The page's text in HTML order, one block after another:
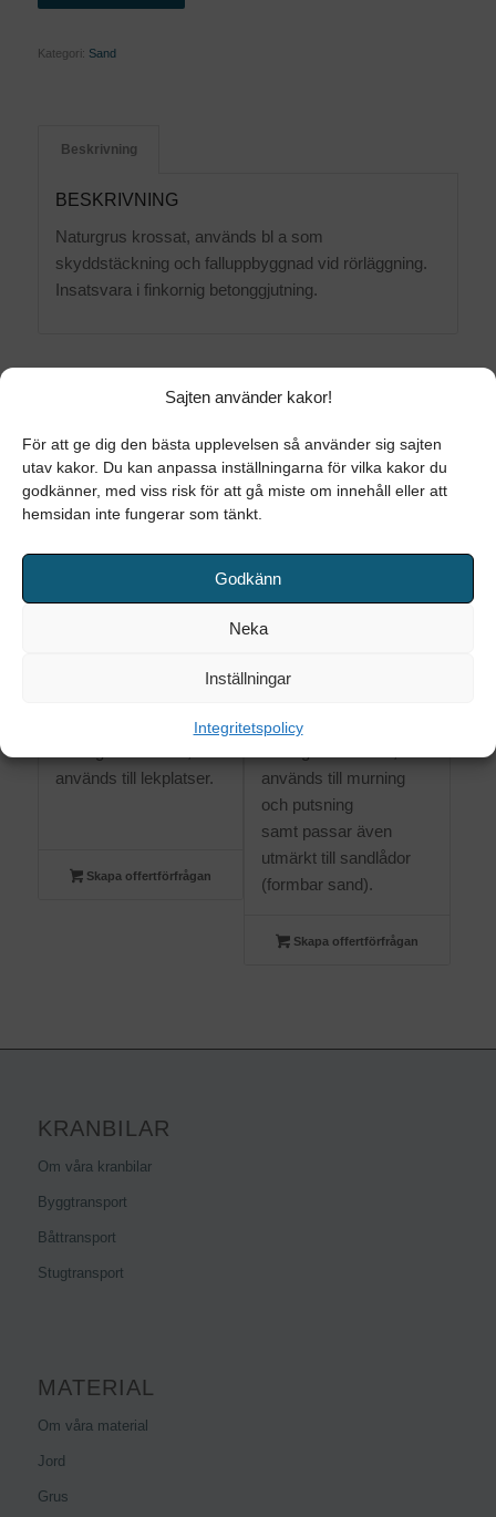
Sajten använder kakor!
För att ge dig den bästa upplevelsen så använder sig sajten
utav kakor. Du kan anpassa inställningarna för vilka kakor du
godkänner, med viss risk för att gå miste om innehåll eller att
hemsidan inte fungerar som tänkt.
Godkänn
Neka
Inställningar
Integritetspolicy
Kategori: Sand
Beskrivning
BESKRIVNING
Naturgrus krossat, används bl a som
skyddstäckning och falluppbyggnad vid rörläggning.
Insatsvara i finkornig betonggjutning.
RELATERADE PRODUKTER
används till lekplatser.
Skapa offertförfrågan
används till murning
och putsning
samt passar även
utmärkt till sandlådor
(formbar sand).
Skapa offertförfrågan
KRANBILAR
Om våra kranbilar
Byggtransport
Båttransport
Stugtransport
MATERIAL
Om våra material
Jord
Grus